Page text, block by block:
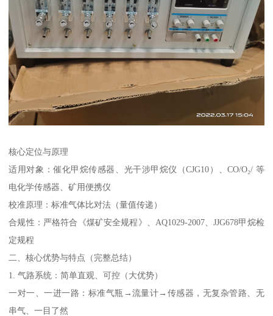
核心定位与原理
适用对象：催化甲烷传感器、光干涉甲烷仪（CJG10）、CO/O₂/ 等
电化学传感器、矿用便携仪
校准原理：标准气体比对法（量值传递）
合规性：严格符合《煤矿安全规程》、AQ1029-2007、JJG678甲烷检
定规程
二、核心优势与特点（完整总结）
1. 气路系统：简单直观、可控（大优势）
一对一、一进一路：标准气瓶→流量计→传感器，无复杂管路、无
串气、一目了然